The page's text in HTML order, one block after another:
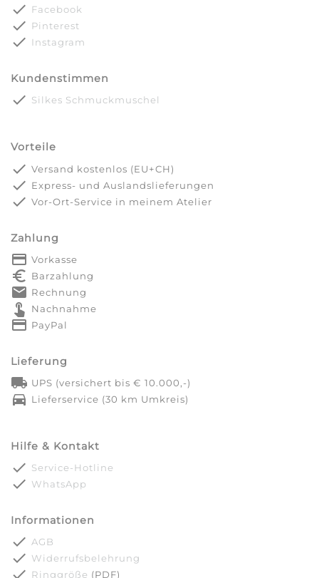
done Facebook
done Pinterest
done Instagram
Kundenstimmen
done Silkes Schmuckmuschel
Vorteile
done Versand kostenlos (EU+CH)
done Express- und Auslandslieferungen
done Vor-Ort-Service in meinem Atelier
Zahlung
payment Vorkasse
euro_symbol Barzahlung
markunread Rechnung
touch_app Nachnahme
credit_card PayPal
Lieferung
local_shipping UPS (versichert bis € 10.000,-)
directions_car Lieferservice (30 km Umkreis)
Hilfe & Kontakt
done Service-Hotline
done WhatsApp
Informationen
done AGB
done Widerrufsbelehrung
Ringgröße (PDF)